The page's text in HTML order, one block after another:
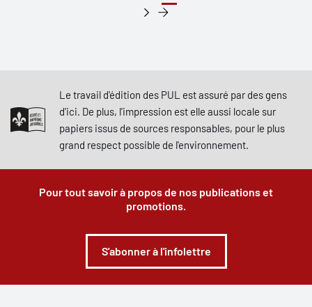
Le travail d'édition des PUL est assuré par des gens
d'ici. De plus, l'impression est elle aussi locale sur
papiers issus de sources responsables, pour le plus
grand respect possible de l'environnement.
Pour tout savoir à propos de nos publications et
promotions.
S'abonner à l'infolettre